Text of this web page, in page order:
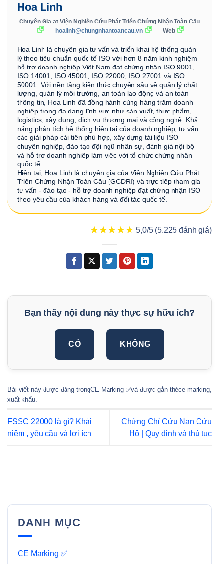
Hoa Linh
Chuyên Gia at Viện Nghiên Cứu Phát Triển Chứng Nhận Toàn Cầu
– hoalinh@chungnhantoancau.vn – Web
Hoa Linh là chuyên gia tư vấn và triển khai hệ thống quản
lý theo tiêu chuẩn quốc tế ISO với hơn 8 năm kinh nghiệm
hỗ trợ doanh nghiệp Việt Nam đạt chứng nhận ISO 9001,
ISO 14001, ISO 45001, ISO 22000, ISO 27001 và ISO
50001. Với nền tảng kiến thức chuyên sâu về quản lý chất
lượng, quản lý môi trường, an toàn lao động và an toàn
thông tin, Hoa Linh đã đồng hành cùng hàng trăm doanh
nghiệp trong đa dạng lĩnh vực như sản xuất, thực phẩm,
logistics, xây dựng, dịch vụ thương mại và công nghệ. Khả
năng phân tích hệ thống hiện tại của doanh nghiệp, tư vấn
các giải pháp cải tiến phù hợp, xây dựng tài liệu ISO
chuyên nghiệp, đào tạo đội ngũ nhân sự, đánh giá nội bộ
và hỗ trợ doanh nghiệp làm việc với tổ chức chứng nhận
quốc tế.
Hiện tại, Hoa Linh là chuyên gia của Viện Nghiên Cứu Phát
Triển Chứng Nhận Toàn Cầu (GCDRI) và trực tiếp tham gia
tư vấn - đào tạo - hỗ trợ doanh nghiệp đạt chứng nhận ISO
theo yêu cầu của khách hàng và đối tác quốc tế.
★★★★★
★★★★★ 5,0/5 (5.225 đánh giá)
Bạn thấy nội dung này thực sự hữu ích?
CÓ KHÔNG
Bài viết này được đăng trongCE Marking ✅và được gắn thẻce marking
xuất khẩu
FSSC 22000 là gì? Khái
niệm , yêu cầu và lợi ích
Chứng Chỉ Cứu Nạn Cứu
Hộ | Quy định và thủ tục
DANH MỤC
CE Marking ✅